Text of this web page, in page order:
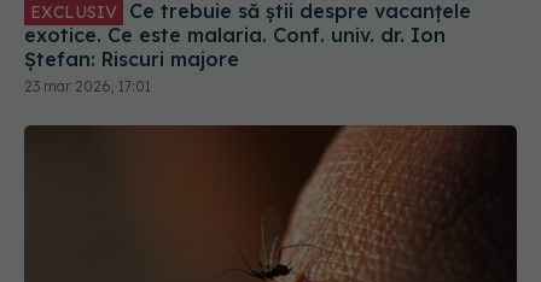
EXCLUSIV
exotice. Ce este malaria. Conf. univ. dr. Ion
Ștefan: Riscuri majore
23 mar 2026, 17:01